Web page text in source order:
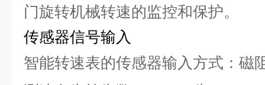
门旋转机械转速的监控和保护。
传感器信号输入
智能转速表的传感器输入方式：磁